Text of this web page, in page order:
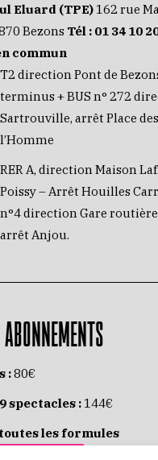
Eluard (TPE) 162 rue
Bezons Tél : 01 34 10
commun
T2 direction Pont de
terminus + BUS n° 272
Sartrouville, arrêt Place
l’Homme
RER A, direction Maison
Poissy – Arrêt Houilles
n°4 direction Gare
arrêt Anjou.
:80€
spectacles : 144€
les formules